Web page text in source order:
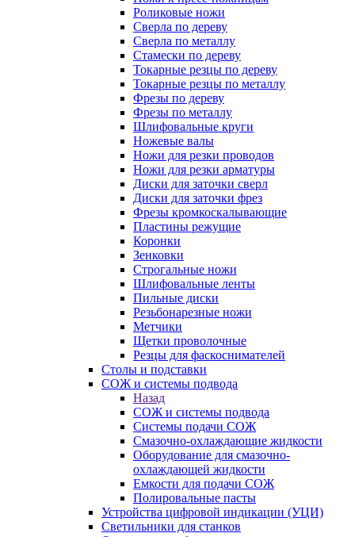
Роликовые ножи
Сверла по дереву
Сверла по металлу
Стамески по дереву
Токарные резцы по дереву
Токарные резцы по металлу
Фрезы по дереву
Фрезы по металлу
Шлифовальные круги
Ножевые валы
Ножи для резки проводов
Ножи для резки арматуры
Диски для заточки сверл
Диски для заточки фрез
Фрезы кромкоскалывающие
Пластины режущие
Коронки
Зенковки
Строгальные ножи
Шлифовальные ленты
Пильные диски
Резьбонарезные ножи
Метчики
Щетки проволочные
Резцы для фаскоснимателей
Столы и подставки
СОЖ и системы подвода
Назад
СОЖ и системы подвода
Системы подачи СОЖ
Смазочно-охлаждающие жидкости
Оборудование для смазочно-
охлаждающей жидкости
Емкости для подачи СОЖ
Полировальные пасты
Устройства цифровой индикации (УЦИ)
Светильники для станков